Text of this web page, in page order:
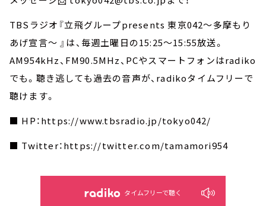
TBSラジオ『立飛グループpresents 東京042～多摩もり
あげ宣言～ 』は、毎週土曜日の15:25～15:55放送。
AM954kHz、FM90.5MHz、PCやスマートフォンはradiko
でも。聴き逃しても過去の音声が、radikoタイムフリーで
聴けます。
■ HP：https://www.tbsradio.jp/tokyo042/
■ Twitter：https://twitter.com/tamamori954
タイムフリーで聴く